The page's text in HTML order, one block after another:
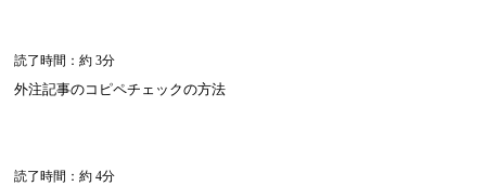
読了時間：約 3分
外注記事のコピペチェックの方法
読了時間：約 4分